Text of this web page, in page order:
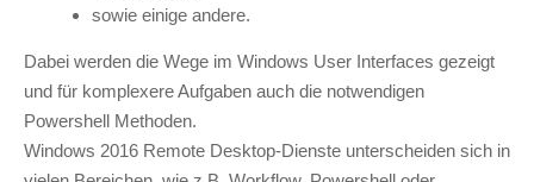
sowie einige andere.
Dabei werden die Wege im Windows User Interfaces gezeigt
und für komplexere Aufgaben auch die notwendigen
Powershell Methoden.
Windows 2016 Remote Desktop-Dienste unterscheiden sich in